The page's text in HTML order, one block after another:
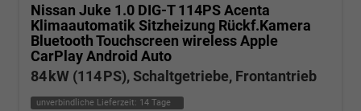
Nissan Juke 1.0 DIG-T 114PS Acenta
Klimaautomatik Sitzheizung Rückf.Kamera
Bluetooth Touchscreen wireless Apple
CarPlay Android Auto
84 kW (114 PS), Schaltgetriebe, Frontantrieb
unverbindliche Lieferzeit: 14 Tage